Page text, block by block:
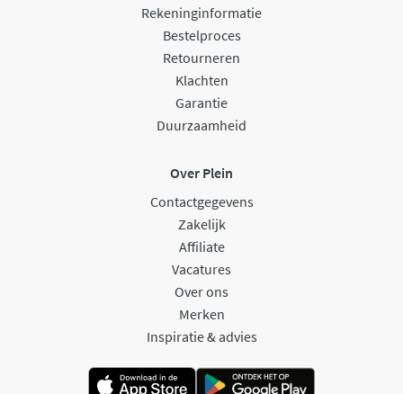
Rekeninginformatie
Bestelproces
Retourneren
Klachten
Garantie
Duurzaamheid
Over Plein
Contactgegevens
Zakelijk
Affiliate
Vacatures
Over ons
Merken
Inspiratie & advies